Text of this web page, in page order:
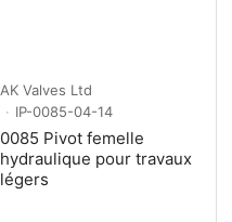
AK Valves Ltd
IP-0085-04-14
0085 Pivot femelle
hydraulique pour travaux
légers